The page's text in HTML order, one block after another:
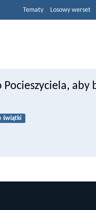
Tematy Losowy werset
aby
świątki